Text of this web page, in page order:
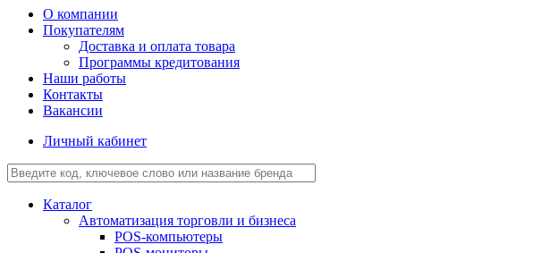
О компании
Покупателям
Доставка и оплата товара
Программы кредитования
Наши работы
Контакты
Вакансии
Личный кабинет
Каталог
Автоматизация торговли и бизнеса
POS-компьютеры